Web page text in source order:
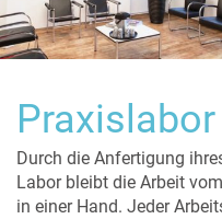
Praxislabor
Durch die Anfertigung
Labor bleibt die Arbeit
in einer Hand. Jeder